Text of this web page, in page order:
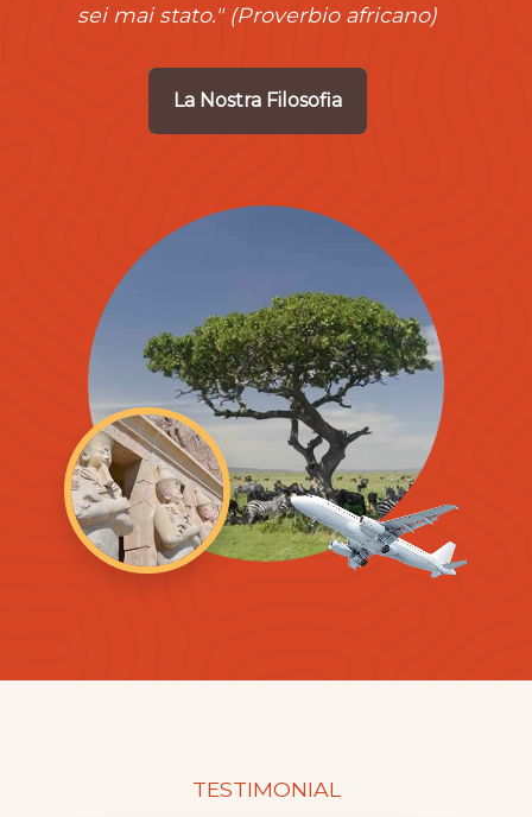
sei mai stato." (Proverbio africano)
La Nostra Filosofia
TESTIMONIAL